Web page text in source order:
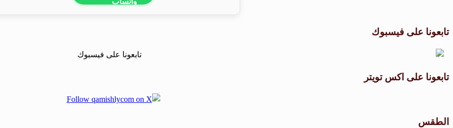
تابعونا على فيسبوك
تابعونا على اكس تويتر
الطقس